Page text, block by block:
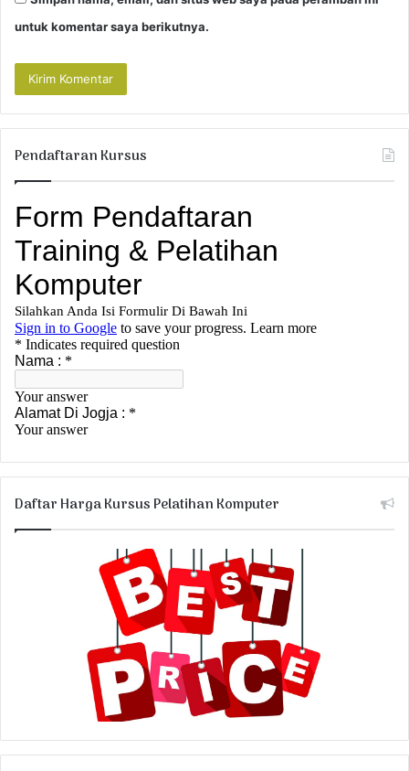
untuk komentar saya berikutnya.
Pendaftaran Kursus
Daftar Harga Kursus Pelatihan Komputer